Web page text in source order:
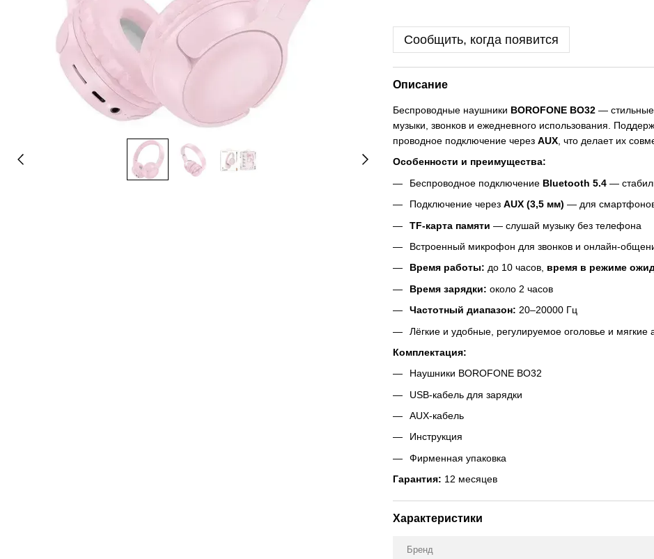
Сообщить, когда появится
Описание
Беспроводные наушники BOROFONE BO32—
музыки, звонков и ежедневного использования.
проводное подключение через AUX, что делает их
Особенности и преимущества:
Беспроводное подключение Bluetooth 5.4—
Подключение через AUX (3,5 мм) — для
TF-карта памяти — слушай музыку без телефона
Встроенный микрофон для звонков и онлайн-
Время работы: до 10 часов, время в режиме
Время зарядки: около 2 часов
Частотный диапазон: 20–20000 Гц
Лёгкие и удобные, регулируемое оголовье и
Комплектация:
Наушники BOROFONE BO32
USB-кабель для зарядки
AUX-кабель
Инструкция
Фирменная упаковка
Гарантия: 12 месяцев
Характеристики
Бренд